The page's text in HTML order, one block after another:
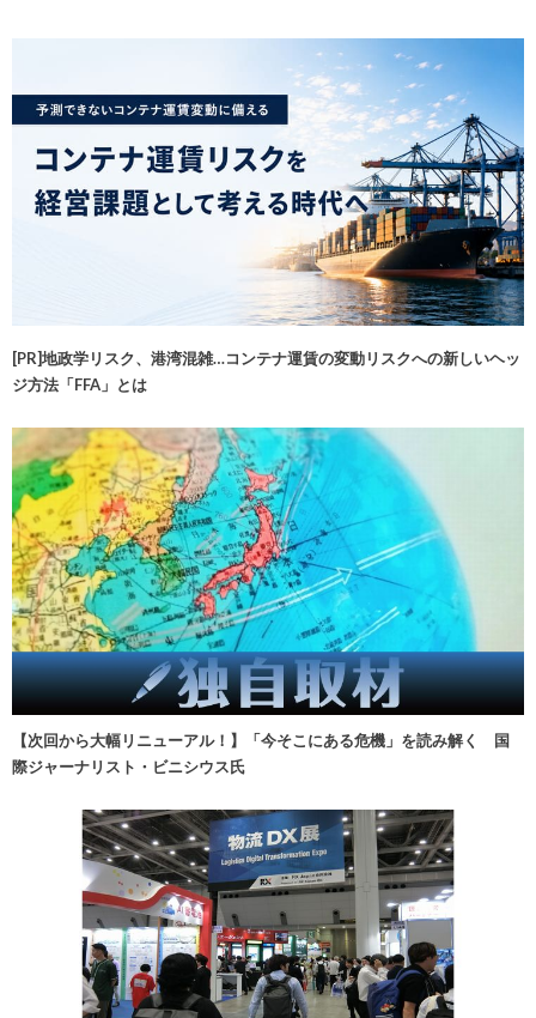
[PR]地政学リスク、港湾混雑…コンテナ運賃の変動リスクへの新しいヘッ
ジ方法「FFA」とは
【次回から大幅リニューアル！】「今そこにある危機」を読み解く 国
際ジャーナリスト・ビニシウス氏